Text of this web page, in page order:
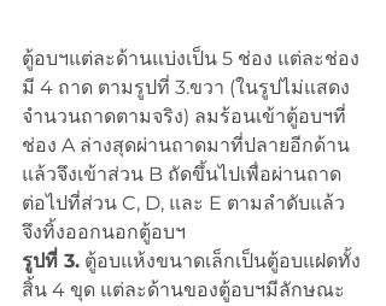
ตู้อบฯแต่ละด้านแบ่งเป็น 5 ช่อง แต่ละช่อง
มี 4 ถาด ตามรูปที่ 3.ขวา (ในรูปไม่แสดง
จำนวนถาดตามจริง) ลมร้อนเข้าตู้อบฯที่
ช่อง A ล่างสุดผ่านถาดมาที่ปลายอีกด้าน
แล้วจึงเข้าส่วน B ถัดขึ้นไปเพื่อผ่านถาด
ต่อไปที่ส่วน C, D, และ E ตามลำดับแล้ว
จึงทิ้งออกนอกตู้อบฯ
รูปที่ 3. ตู้อบแห้งขนาดเล็กเป็นตู้อบแฝดทั้ง
สิ้น 4 ขุด แต่ละด้านของตู้อบฯมีลักษณะ